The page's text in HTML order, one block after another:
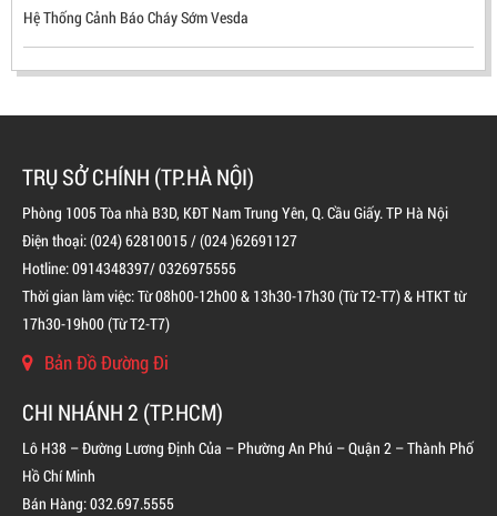
BÌNH CHỮA CHÁY ĐỘC LẬP KHÍ FM200
LIÊN HỆ
Hệ Thống Cảnh Báo Cháy Sớm Vesda
TRỤ SỞ CHÍNH (TP.HÀ NỘI)
Phòng 1005 Tòa nhà B3D, KĐT Nam Trung Yên, Q. Cầu Giấy. TP Hà Nội
Điện thoại: (024) 62810015 / (024 )62691127
Hotline: 0914348397/ 0326975555
Thời gian làm việc: Từ 08h00-12h00 & 13h30-17h30 (Từ T2-T7) & HTKT từ
17h30-19h00 (Từ T2-T7)
Bản Đồ Đường Đi
CHI NHÁNH 2 (TP.HCM)
Lô H38 – Đường Lương Định Của – Phường An Phú – Quận 2 – Thành Phố
Hồ Chí Minh
Bán Hàng: 032.697.5555